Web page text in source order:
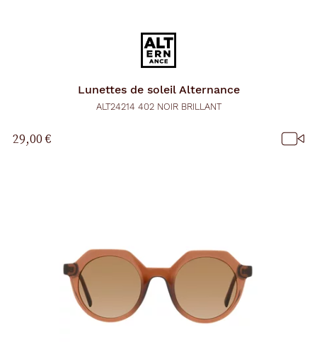
Lunettes de soleil Alternance
ALT24214 402 NOIR BRILLANT
29,00 €